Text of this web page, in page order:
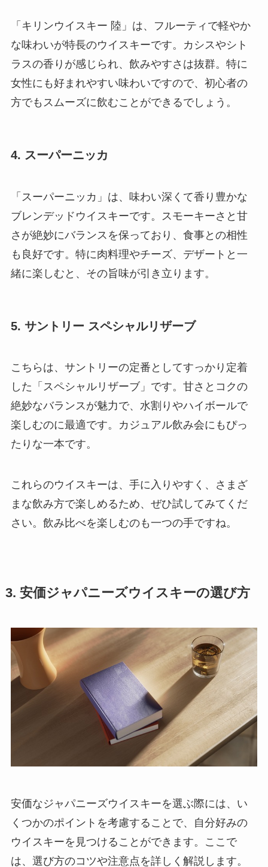
「キリンウイスキー 陸」は、フルーティで軽やか
な味わいが特長のウイスキーです。カシスやシト
ラスの香りが感じられ、飲みやすさは抜群。特に
女性にも好まれやすい味わいですので、初心者の
方でもスムーズに飲むことができるでしょう。
4. スーパーニッカ
「スーパーニッカ」は、味わい深くて香り豊かな
ブレンデッドウイスキーです。スモーキーさと甘
さが絶妙にバランスを保っており、食事との相性
も良好です。特に肉料理やチーズ、デザートと一
緒に楽しむと、その旨味が引き立ります。
5. サントリー スペシャルリザーブ
こちらは、サントリーの定番としてすっかり定着
した「スペシャルリザーブ」です。甘さとコクの
絶妙なバランスが魅力で、水割りやハイボールで
楽しむのに最適です。カジュアル飲み会にもぴっ
たりな一本です。
これらのウイスキーは、手に入りやすく、さまざ
まな飲み方で楽しめるため、ぜひ試してみてくだ
さい。飲み比べを楽しむのも一つの手ですね。
3. 安価ジャパニーズウイスキーの選び方
安価なジャパニーズウイスキーを選ぶ際には、い
くつかのポイントを考慮することで、自分好みの
ウイスキーを見つけることができます。ここで
は、選び方のコツや注意点を詳しく解説します。